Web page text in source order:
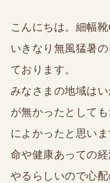
こんにちは。細幅
いきなり無風猛暑
ております。
みなさまの地域は
が無かったとして
によかったと思い
命や健康あっての
やるらしいので心